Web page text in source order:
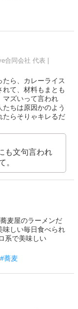
合同会社 代表 |
ら、カレーライス
て、材料もまとも
マズいって言われ
ちは原因かのよう
たらそりゃキレるだ
も文句言われ
。
麦屋のラーメンだ
味しい毎日食べられ
系で美味しい
#蕎麦